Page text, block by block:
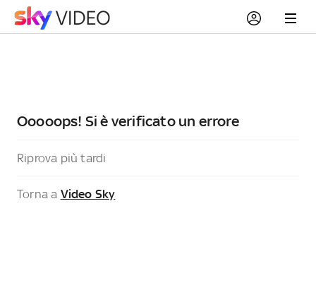
Ooooops! Si è verificato un errore
Riprova più tardi
Torna a Video Sky